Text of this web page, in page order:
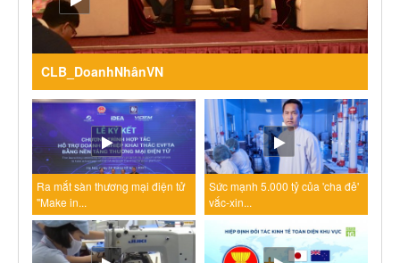
CLB_DoanhNhânVN
Ra mắt sàn thương mại điện tử
"Make in...
Sức mạnh 5.000 tỷ của 'cha đẻ'
vắc-xin...